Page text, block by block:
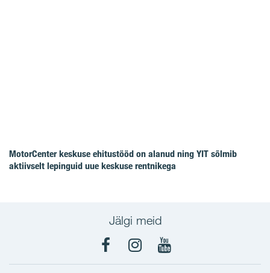
MotorCenter keskuse ehitustööd on alanud ning YIT sõlmib
aktiivselt lepinguid uue keskuse rentnikega
Jälgi meid
FacebookInstagram
YouTube